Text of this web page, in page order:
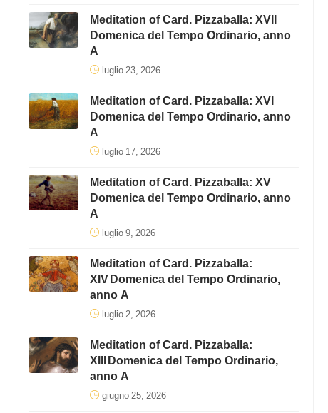
Meditation of Card. Pizzaballa: XVII
Domenica del Tempo Ordinario, anno
A
luglio 23, 2026
Meditation of Card. Pizzaballa: XVI
Domenica del Tempo Ordinario, anno
A
luglio 17, 2026
Meditation of Card. Pizzaballa: XV
Domenica del Tempo Ordinario, anno
A
luglio 9, 2026
Meditation of Card. Pizzaballa:
XIV Domenica del Tempo Ordinario,
anno A
luglio 2, 2026
Meditation of Card. Pizzaballa:
XIII Domenica del Tempo Ordinario,
anno A
giugno 25, 2026